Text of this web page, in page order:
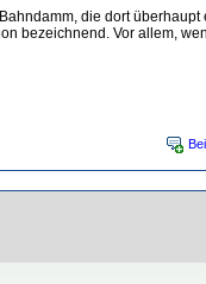
die dort
bezeichnend. Vor allem,